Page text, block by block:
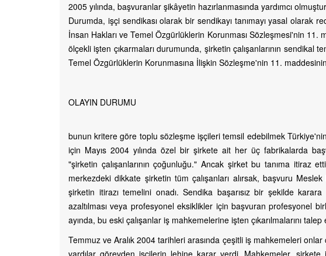
2005 yılında, başvuranlar şikâyetin hazırlanmasında yardımcı
Durumda, işçi sendikası olarak bir sendikayı tanımayı yasal olarak
İnsan Hakları ve Temel Özgürlüklerin Korunması Sözleşmesi'nin
ölçekli işten çıkarmaları durumunda, şirketin çalışanlarının sendikal
Temel Özgürlüklerin Korunmasına İlişkin Sözleşme'nin 11.
OLAYIN DURUMU
bunun kritere göre toplu sözleşme işçileri temsil edebilmek Türkiye'nin
için Mayıs 2004 yılında özel bir şirkete ait her üç fabrikalarda
"şirketin çalışanlarının çoğunluğu." Ancak şirket bu tanıma itiraz
merkezdeki dikkate şirketin tüm çalışanları alırsak, başvuru
şirketin itirazı temelini onadı. Sendika başarısız bir şekilde
azaltılması veya profesyonel eksiklikler için başvuran profesyonel
ayında, bu eski çalışanlar iş mahkemelerine işten çıkarılmalarını
Temmuz ve Aralık 2004 tarihleri ​​arasında çeşitli iş mahkemeleri
vardılar görevden işçilerin lehine karar verdi. Mahkemeler, şirkete